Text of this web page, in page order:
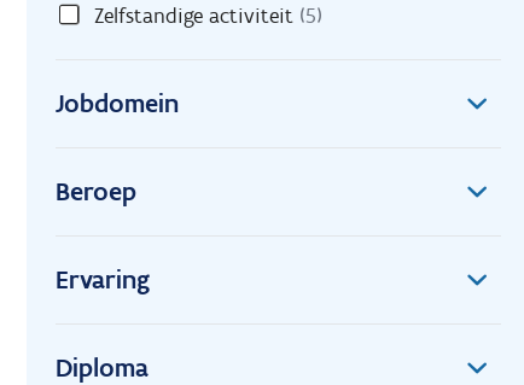
Zelfstandige activiteit (5)
Jobdomein
Beroep
Ervaring
Diploma